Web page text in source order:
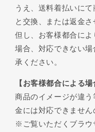
うえ、送料着払いに
と交換、または返金さ
但し、お客様都合に
場合、対応できない
承ください。
【お客様都合による場
商品のイメージが違
金には対応できません
※ご覧いただくブラウ